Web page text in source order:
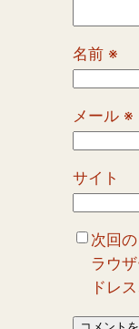
名前 ※
メール ※
サイト
次回
ラウ
ドレ